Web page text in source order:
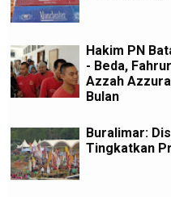
Hakim PN
- Beda,
Azzah
Bulan
Buralimar:
Tingkatkan